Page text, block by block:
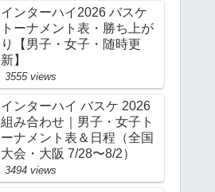
インターハイ2026 バスケ
トーナメント表・勝ち上が
り【男子・女子・随時更
新】
3555 views
インターハイ バスケ 2026
組み合わせ｜男子・女子ト
ーナメント表＆日程（全国
大会・大阪 7/28〜8/2）
3494 views